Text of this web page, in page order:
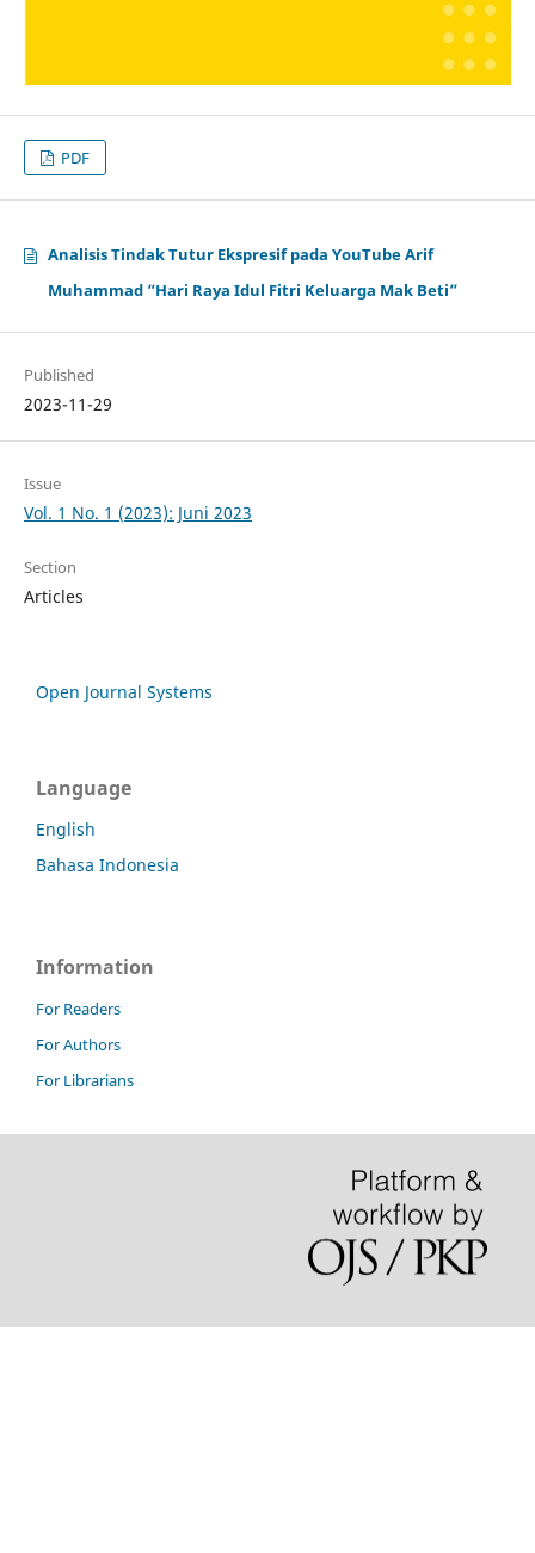
PDF
Analisis Tindak Tutur Ekspresif pada YouTube Arif
Muhammad “Hari Raya Idul Fitri Keluarga Mak Beti”
Published
2023-11-29
Issue
Vol. 1 No. 1 (2023): Juni 2023
Section
Articles
Open Journal Systems
Language
English
Bahasa Indonesia
Information
For Readers
For Authors
For Librarians